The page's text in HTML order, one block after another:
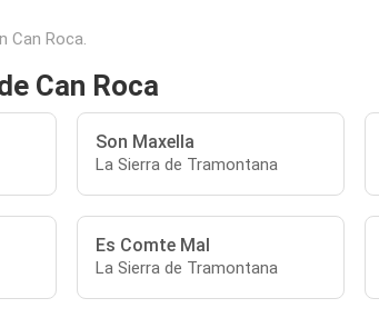
Can Roca.
Can Roca
Son Maxella
La Sierra de Tramontana
Es Comte Mal
La Sierra de Tramontana